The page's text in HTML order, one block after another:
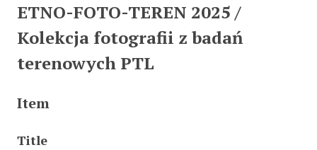
ETNO-FOTO-TEREN 2025 /
Kolekcja fotografii z badań
terenowych PTL
Item
Title